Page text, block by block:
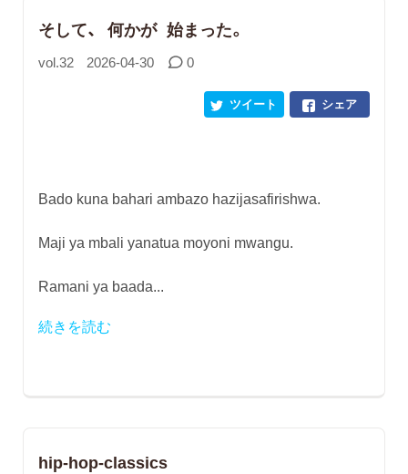
そして、 何かが 始まった。
vol.32 2026-04-30 0
シェア
ツイート
Bado kuna bahari ambazo hazijasafirishwa.
Maji ya mbali yanatua moyoni mwangu.
Ramani ya baada...
続きを読む
hip-hop-classics